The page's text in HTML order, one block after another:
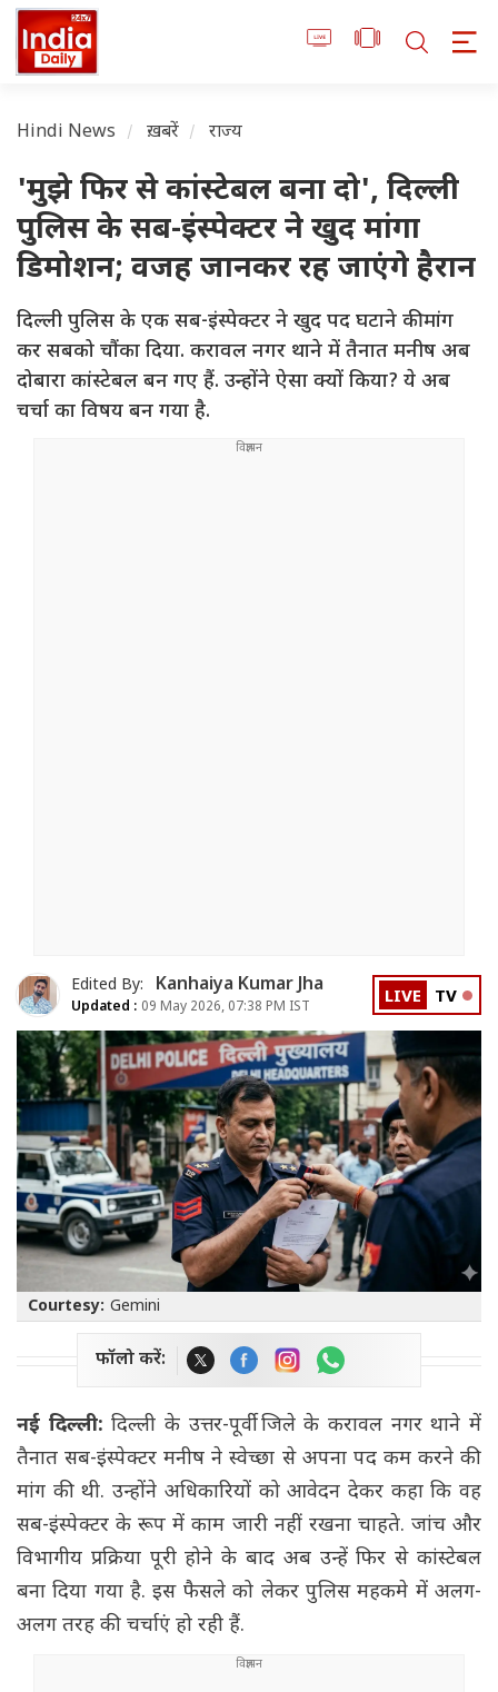
Hindi News ख़बरें राज्य
'मुझे फिर से कांस्टेबल बना दो', दिल्ली
पुलिस के सब-इंस्पेक्टर ने खुद मांगा
डिमोशन; वजह जानकर रह जाएंगे हैरान
दिल्ली पुलिस के एक सब-इंस्पेक्टर ने खुद पद घटाने की मांग
कर सबको चौंका दिया. करावल नगर थाने में तैनात मनीष अब
दोबारा कांस्टेबल बन गए हैं. उन्होंने ऐसा क्यों किया? ये अब
चर्चा का विषय बन गया है.
Edited By: Kanhaiya Kumar Jha
Updated : 09 May 2026, 07:38 PM IST LIVE TV
Courtesy: Gemini
फॉलो करें:
नई दिल्ली: दिल्ली के उत्तर-पूर्वी जिले के करावल नगर थाने में
तैनात सब-इंस्पेक्टर मनीष ने स्वेच्छा से अपना पद कम करने की
मांग की थी. उन्होंने अधिकारियों को आवेदन देकर कहा कि वह
सब-इंस्पेक्टर के रूप में काम जारी नहीं रखना चाहते. जांच और
विभागीय प्रक्रिया पूरी होने के बाद अब उन्हें फिर से कांस्टेबल
बना दिया गया है. इस फैसले को लेकर पुलिस महकमे में अलग-
अलग तरह की चर्चाएं हो रही हैं.